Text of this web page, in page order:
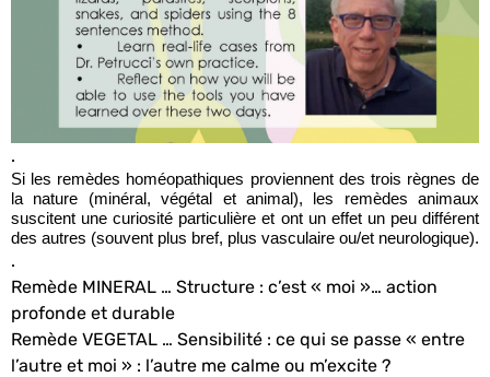
.
Si les remèdes homéopathiques proviennent des trois règnes de
la nature (minéral, végétal et animal), les remèdes animaux
suscitent une curiosité particulière et ont un effet un peu différent
des autres (souvent plus bref, plus vasculaire ou/et neurologique).
.
Remède MINERAL … Structure : c’est « moi »… action
profonde et durable
Remède VEGETAL … Sensibilité : ce qui se passe « entre
l’autre et moi » : l’autre me calme ou m’excite ?